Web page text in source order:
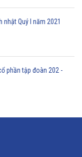
Quý I năm 2021
phần tập đoàn 202 -